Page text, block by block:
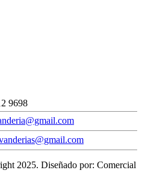
9698
2025. Diseñado por: Comercial